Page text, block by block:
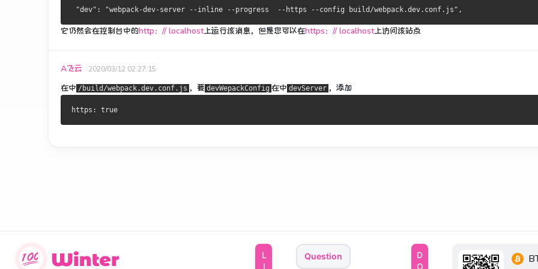
它仍然会在控制台中的http：// localhost上运行该消息， 但是您可以在https：// localhost上访问该站点
A飞云 2020/03/12 02:27:15
在中 /build/webpack.dev.conf.js ，要 devWepackConfig 在中 devServer ，添加
Question